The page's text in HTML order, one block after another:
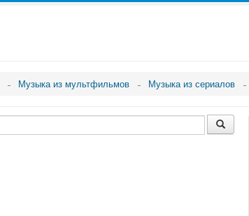
Музыка из мультфильмов Музыка из сериалов